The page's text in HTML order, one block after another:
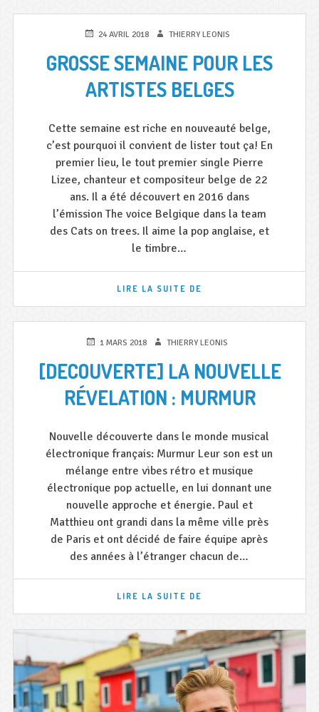
CE
25
MAI
!
PUBLIÉ24 AVRIL 2018 AUTEUR
THIERRY LEONIS
GROSSE SEMAINE POUR LES
ARTISTES BELGES
Cette semaine est riche en nouveauté belge,
c’est pourquoi il convient de lister tout ça! En
premier lieu, le tout premier single Pierre
Lizee, chanteur et compositeur belge de 22
ans. Il a été découvert en 2016 dans
l’émission The voice Belgique dans la team
des Cats on trees. Il aime la pop anglaise, et
le timbre…
LIRE LA SUITE DE
ARTISTES
PUBLIÉ1 MARS 2018 AUTEUR
THIERRY LEONIS
[DECOUVERTE] LA NOUVELLE
RÉVELATION : MURMUR
Nouvelle découverte dans le monde musical
électronique français: Murmur Leur son est un
mélange entre vibes rétro et musique
électronique pop actuelle, en lui donnant une
nouvelle approche et énergie. Paul et
Matthieu ont grandi dans la même ville près
de Paris et ont décidé de faire équipe après
des années à l’étranger chacun de…
LIRE LA SUITE DE
RÉVELATION
:
MURMUR